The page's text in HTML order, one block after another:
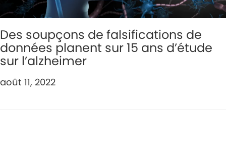
Des soupçons de falsifications de
données planent sur 15 ans d’étude
sur l’alzheimer
août 11, 2022